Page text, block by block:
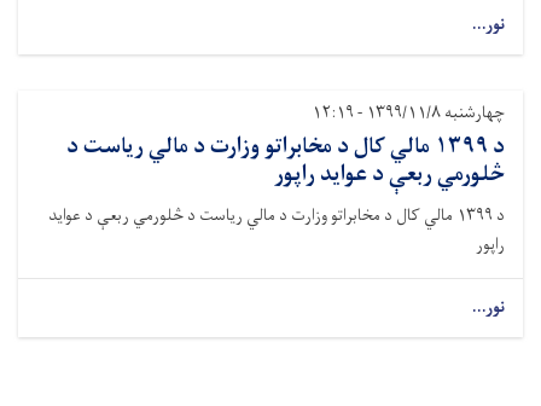
نور...
چهارشنبه ۱۳۹۹/۱۱/۸ - ۱۲:۱۹
د ۱۳۹۹ مالي کال د مخابراتو وزارت د مالي ریاست د
څلورمي ربعې د عواید راپور
د ۱۳۹۹ مالي کال د مخابراتو وزارت د مالي ریاست د څلورمي ربعې د عواید
راپور
نور...